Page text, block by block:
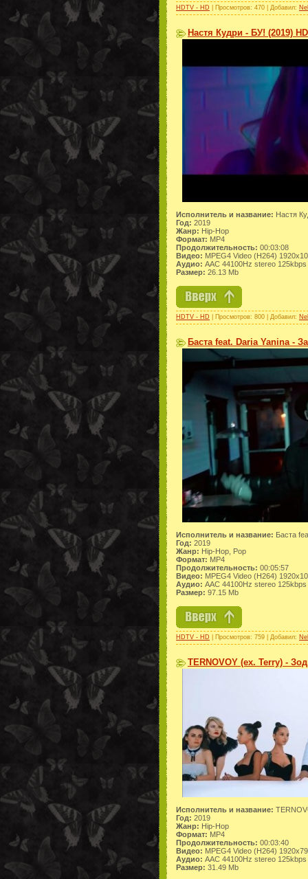
HDTV - HD | Просмотров: 470 | Добавил:
Настя Кудри - БУ! (2019)
Исполнитель и название: Настя
Год: 2019
Жанр: Hip-Hop
Формат: MP4
Продолжительность: 00:03:08
Видео: MPEG4 Video (H264)
Аудио: AAC 44100Hz stereo 125kbps
Размер: 26.13 Mb
HDTV - HD | Просмотров: 800 | Добавил:
Баста feat. Daria Yanina -
Исполнитель и название: Баста
Год: 2019
Жанр: Hip-Hop, Pop
Формат: MP4
Продолжительность: 00:05:57
Видео: MPEG4 Video (H264)
Аудио: AAC 44100Hz stereo 125kbps
Размер: 97.15 Mb
HDTV - HD | Просмотров: 759 | Добавил:
TERNOVOY (ex. Terry) -
Исполнитель и название:
Год: 2019
Жанр: Hip-Hop
Формат: MP4
Продолжительность: 00:03:40
Видео: MPEG4 Video (H264)
Аудио: AAC 44100Hz stereo 125kbps
Размер: 31.49 Mb